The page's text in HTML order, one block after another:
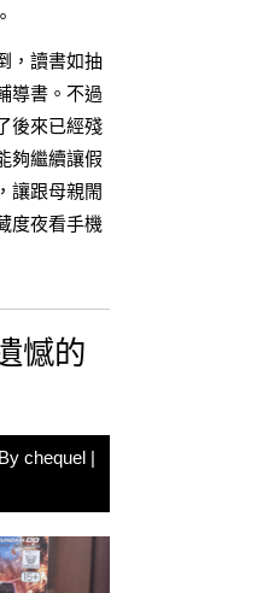
，讀書如抽
導書。不過
後來已經殘
夠繼續讓假
讓跟母親閙
度夜看手機
憾的
chequel |